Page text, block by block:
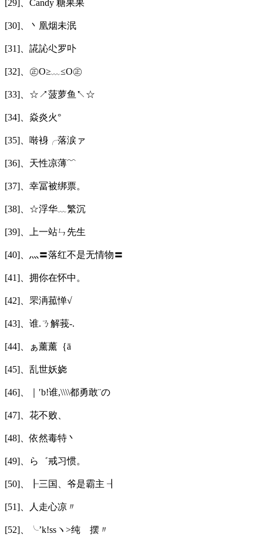
[29]、Candy 糖果果
[30]、丶凰烟未泯
[31]、誮訫尐罗卟
[32]、㊣O≥﹏≤O㊣
[33]、☆↗菠萝鱼↖☆
[34]、焱炎火°
[35]、啭裑╭落涙ァ
[36]、天性凉薄﹌
[37]、幸冨被绑票。
[38]、☆浮华﹏繁沉
[39]、上一站ㄣ先生
[40]、灬〓落红不是无情物〓
[41]、拥你在怀中。
[42]、罘洅菰惮√
[43]、谁.ㄋ解莪-.
[44]、ぁ薰薰｛ā
[45]、乱世妖娆ゝ
[46]、｜′b!谁,\\\\都勇敢¨の
[47]、花不败、
[48]、依然毒特丶
[49]、ら゛戒习惯。
[50]、┠三国、爷是霸主 ┨
[51]、人走心凉〃
[52]、╰’k!ssヽ>纯ゞ摆〃